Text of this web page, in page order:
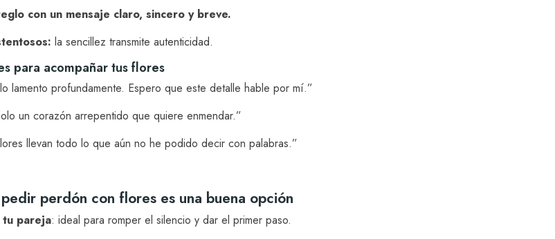
con un mensaje claro, sincero y breve.
la sencillez transmite autenticidad.
para acompañar tus flores
lamento profundamente. Espero que este detalle hable por mí.”
un corazón arrepentido que quiere enmendar.”
llevan todo lo que aún no he podido decir con palabras.”
perdón con flores es una buena opción
tu pareja: ideal para romper el silencio y dar el primer paso.